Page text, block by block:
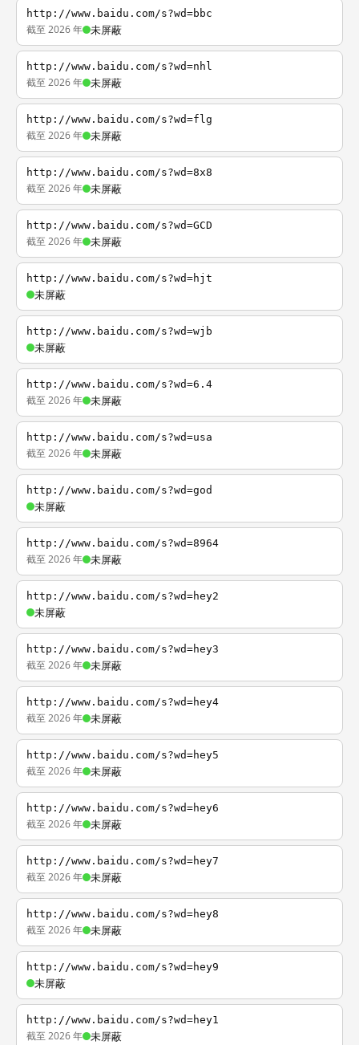
http://www.baidu.com/s?wd=bbc
截至 2026 年 未屏蔽
http://www.baidu.com/s?wd=nhl
截至 2026 年 未屏蔽
http://www.baidu.com/s?wd=flg
截至 2026 年 未屏蔽
http://www.baidu.com/s?wd=8x8
截至 2026 年 未屏蔽
http://www.baidu.com/s?wd=GCD
截至 2026 年 未屏蔽
http://www.baidu.com/s?wd=hjt
未屏蔽
http://www.baidu.com/s?wd=wjb
未屏蔽
http://www.baidu.com/s?wd=6.4
截至 2026 年 未屏蔽
http://www.baidu.com/s?wd=usa
截至 2026 年 未屏蔽
http://www.baidu.com/s?wd=god
未屏蔽
http://www.baidu.com/s?wd=8964
截至 2026 年 未屏蔽
http://www.baidu.com/s?wd=hey2
未屏蔽
http://www.baidu.com/s?wd=hey3
截至 2026 年 未屏蔽
http://www.baidu.com/s?wd=hey4
截至 2026 年 未屏蔽
http://www.baidu.com/s?wd=hey5
截至 2026 年 未屏蔽
http://www.baidu.com/s?wd=hey6
截至 2026 年 未屏蔽
http://www.baidu.com/s?wd=hey7
截至 2026 年 未屏蔽
http://www.baidu.com/s?wd=hey8
截至 2026 年 未屏蔽
http://www.baidu.com/s?wd=hey9
未屏蔽
http://www.baidu.com/s?wd=hey1
截至 2026 年 未屏蔽